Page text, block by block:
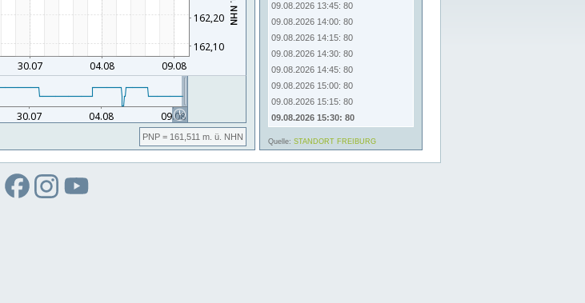
PNP = 161,511 m. ü. NHN
09.08.2026 13:45: 80
09.08.2026 14:00: 80
09.08.2026 14:15: 80
09.08.2026 14:30: 80
09.08.2026 14:45: 80
09.08.2026 15:00: 80
09.08.2026 15:15: 80
09.08.2026 15:30: 80
Quelle: STANDORT FREIBURG